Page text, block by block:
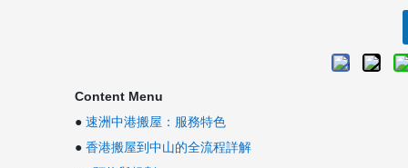
Content Menu
● 速洲中港搬屋：服務特色
● 香港搬屋到中山的全流程詳解